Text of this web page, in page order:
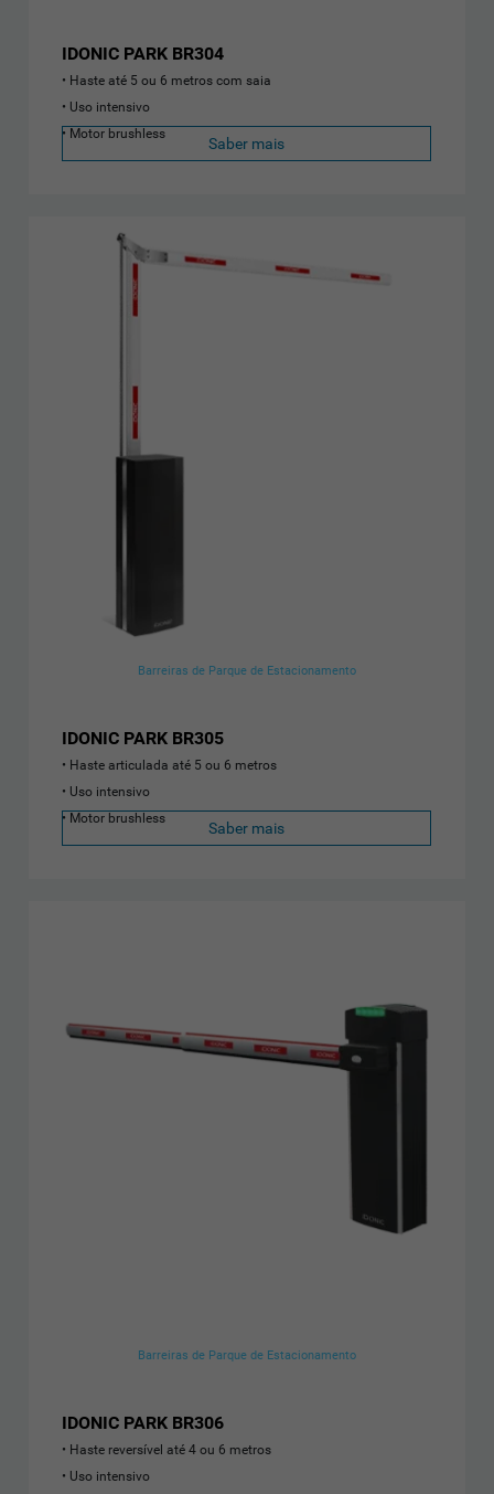
IDONIC PARK BR304
Haste até 5 ou 6 metros com saia
Uso intensivo
Motor brushless
Saber mais
Barreiras de Parque de Estacionamento
IDONIC PARK BR305
Haste articulada até 5 ou 6 metros
Uso intensivo
Motor brushless
Saber mais
Barreiras de Parque de Estacionamento
IDONIC PARK BR306
Haste reversível até 4 ou 6 metros
Uso intensivo